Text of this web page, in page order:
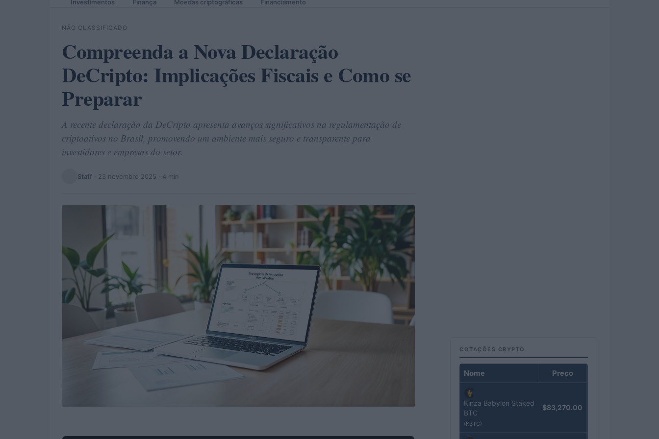
Investimentos Finança Moedas criptográficas Financiamento
NÃO CLASSIFICADO
Compreenda a Nova Declaração
DeCripto: Implicações Fiscais e Como se
Preparar
A recente declaração da DeCripto apresenta avanços significativos na regulamentação de
criptoativos no Brasil, promovendo um ambiente mais seguro e transparente para
investidores e empresas do setor.
Staff · 23 novembro 2025 · 4 min
COTAÇÕES CRYPTO
Nome Preço
Kinza Babylon Staked
BTC
(KBTC)
$83,270.00